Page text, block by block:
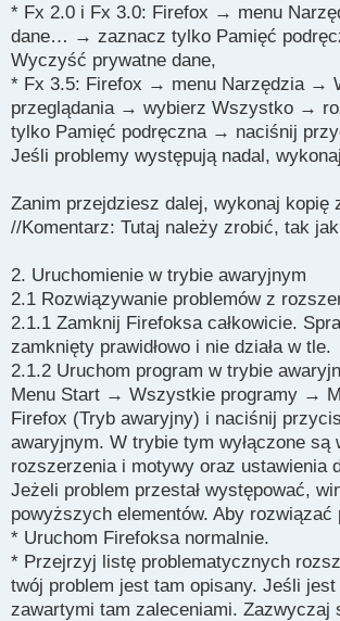
* Fx 2.0 i Fx 3.0: Firefox → menu
dane… → zaznacz tylko Pamięć
Wyczyść prywatne dane,
* Fx 3.5: Firefox → menu Narzędzia →
przeglądania → wybierz Wszystko →
tylko Pamięć podręczna → naciśnij
Jeśli problemy występują nadal,
Zanim przejdziesz dalej, wykonaj kopię
//Komentarz: Tutaj należy zrobić, tak
2. Uruchomienie w trybie awaryjnym
2.1 Rozwiązywanie problemów z
2.1.1 Zamknij Firefoksa całkowicie.
zamknięty prawidłowo i nie działa w tle.
2.1.2 Uruchom program w trybie
Menu Start → Wszystkie programy →
Firefox (Tryb awaryjny) i naciśnij
awaryjnym. W trybie tym wyłączone
rozszerzenia i motywy oraz ustawienia
Jeżeli problem przestał występować,
powyższych elementów. Aby rozwiązać
* Uruchom Firefoksa normalnie.
* Przejrzyj listę problematycznych
twój problem jest tam opisany. Jeśli
zawartymi tam zaleceniami. Zazwyczaj